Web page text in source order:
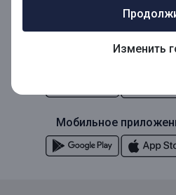
Изменить
Мы в
Мобильное